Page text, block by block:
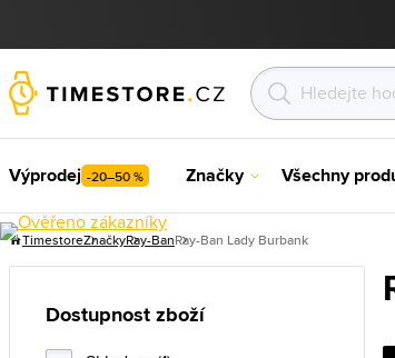
Výprodej -20–50 % Značky Všechny
TimestoreZnačkyRay-BanRay-Ban Lady Burbank
Dostupnost zboží